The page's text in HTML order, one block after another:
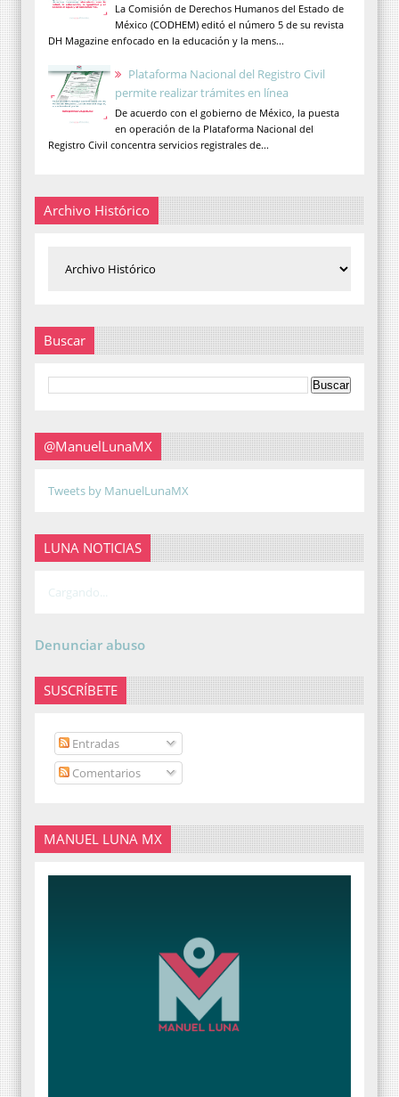
La Comisión de Derechos Humanos del Estado de
México (CODHEM) editó el número 5 de su revista
DH Magazine enfocado en la educación y la mens...
Plataforma Nacional del Registro Civil
permite realizar trámites en línea
De acuerdo con el gobierno de México, la puesta
en operación de la Plataforma Nacional del
Registro Civil concentra servicios registrales de...
Archivo Histórico
Buscar
@ManuelLunaMX
Tweets by ManuelLunaMX
LUNA NOTICIAS
Cargando...
Denunciar abuso
SUSCRÍBETE
Entradas
Comentarios
MANUEL LUNA MX